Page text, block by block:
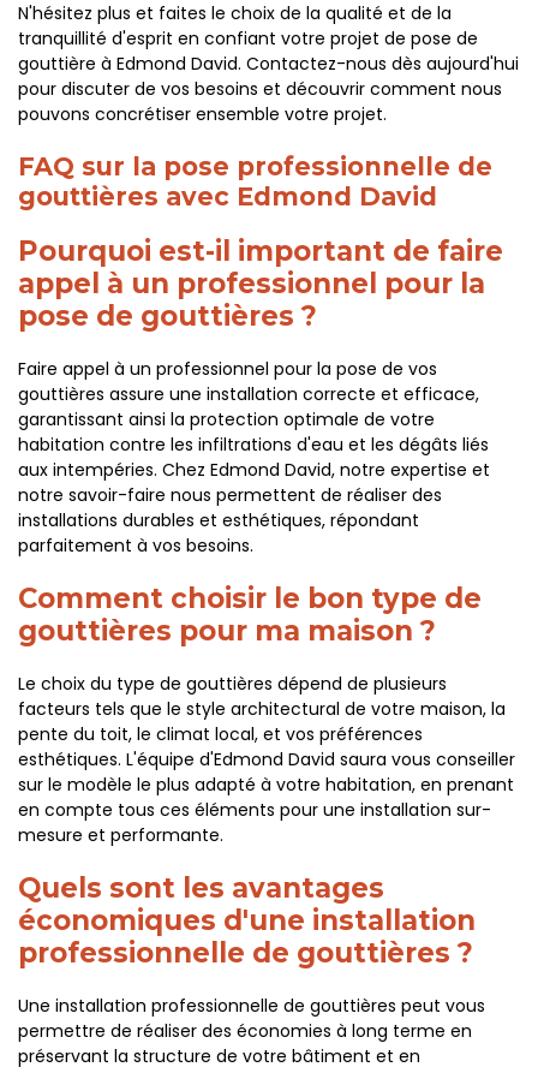
N'hésitez plus et faites le choix de la qualité et de la
tranquillité d'esprit en confiant votre projet de pose de
gouttière à Edmond David. Contactez-nous dès aujourd'hui
pour discuter de vos besoins et découvrir comment nous
pouvons concrétiser ensemble votre projet.
FAQ sur la pose professionnelle de
gouttières avec Edmond David
Pourquoi est-il important de faire
appel à un professionnel pour la
pose de gouttières ?
Faire appel à un professionnel pour la pose de vos
gouttières assure une installation correcte et efficace,
garantissant ainsi la protection optimale de votre
habitation contre les infiltrations d'eau et les dégâts liés
aux intempéries. Chez Edmond David, notre expertise et
notre savoir-faire nous permettent de réaliser des
installations durables et esthétiques, répondant
parfaitement à vos besoins.
Comment choisir le bon type de
gouttières pour ma maison ?
Le choix du type de gouttières dépend de plusieurs
facteurs tels que le style architectural de votre maison, la
pente du toit, le climat local, et vos préférences
esthétiques. L'équipe d'Edmond David saura vous conseiller
sur le modèle le plus adapté à votre habitation, en prenant
en compte tous ces éléments pour une installation sur-
mesure et performante.
Quels sont les avantages
économiques d'une installation
professionnelle de gouttières ?
Une installation professionnelle de gouttières peut vous
permettre de réaliser des économies à long terme en
préservant la structure de votre bâtiment et en